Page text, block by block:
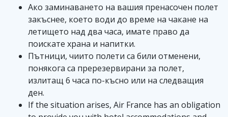
Ако заминаването на вашия пренасочен полет
закъснее, което води до време на чакане на
летището над два часа, имате право да
поискате храна и напитки.
Пътници, чиито полети са били отменени,
понякога са пререзервирани за полет,
излитащ 6 часа по-късно или на следващия
ден.
If the situation arises, Air France has an obligation